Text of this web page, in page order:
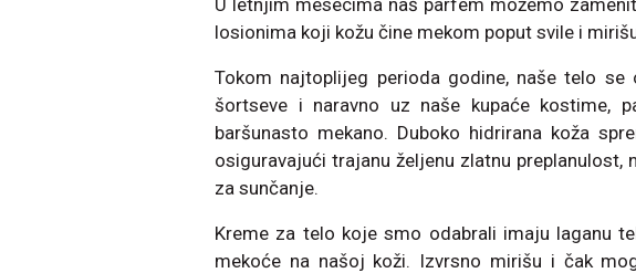
losionima koji kožu čine mekom poput svile i
Tokom najtoplijeg perioda godine, naše telo
šortseve i naravno uz naše kupaće kostime,
baršunasto mekano. Duboko hidrirana koža
osiguravajući trajanu željenu zlatnu preplanulost,
za sunčanje.
Kreme za telo koje smo odabrali imaju laganu
mekoće na našoj koži. Izvrsno mirišu i čak